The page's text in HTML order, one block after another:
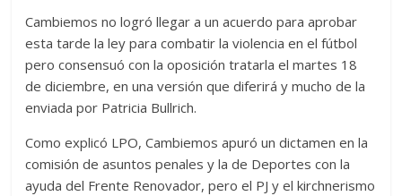
Cambiemos no logró llegar a un acuerdo para aprobar
esta tarde la ley para combatir la violencia en el fútbol
pero consensuó con la oposición tratarla el martes 18
de diciembre, en una versión que diferirá y mucho de la
enviada por Patricia Bullrich.
Como explicó LPO, Cambiemos apuró un dictamen en la
comisión de asuntos penales y la de Deportes con la
ayuda del Frente Renovador, pero el PJ y el kirchnerismo